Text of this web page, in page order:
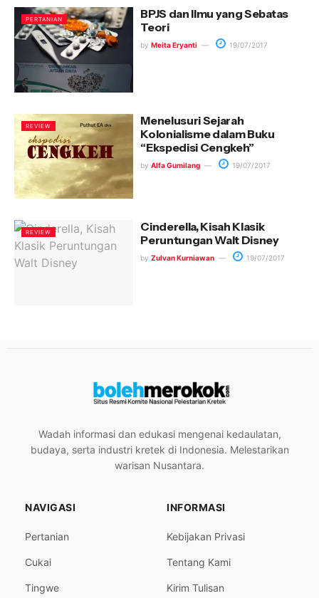
PERTANIAN
BPJS dan Ilmu yang Sebatas
Teori
by Meita Eryanti 19/07/2017
REVIEW
Menelusuri Sejarah
Kolonialisme dalam Buku
“Ekspedisi Cengkeh”
by Alfa Gumilang 19/07/2017
REVIEW
Cinderella, Kisah Klasik
Peruntungan Walt Disney
by Zulvan Kurniawan 19/07/2017
Wadah informasi dan edukasi mengenai kedaulatan,
budaya, serta industri kretek di Indonesia. Melestarikan
warisan Nusantara.
NAVIGASI
Pertanian
Cukai
Tingwe
INFORMASI
Kebijakan Privasi
Tentang Kami
Kirim Tulisan